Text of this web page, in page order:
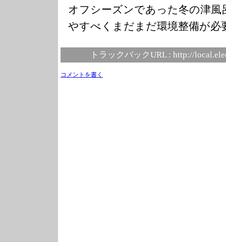
オフシーズンであった冬の津風
やすべくまだまだ環境整備が必
トラックバックURL : http://
コメントを書く